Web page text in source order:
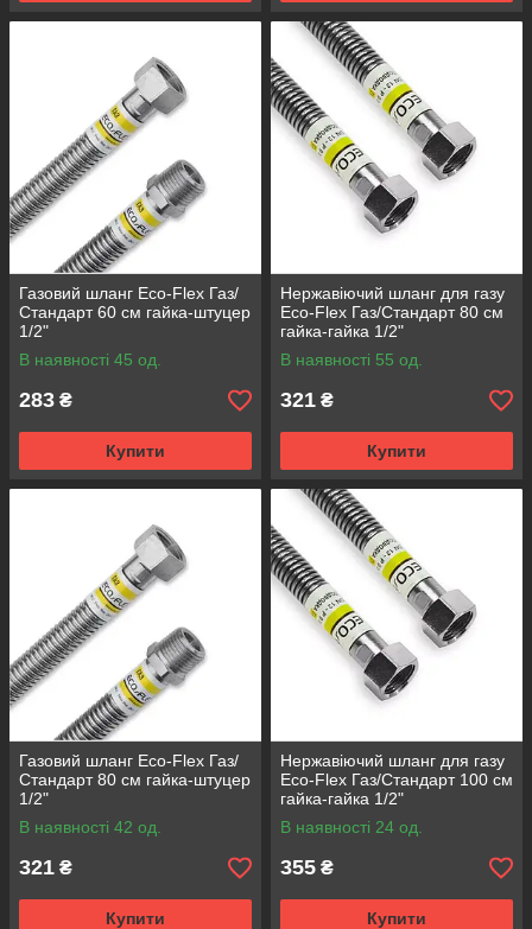
Газовий шланг Eco-Flex Газ/
Стандарт 60 см гайка-штуцер
1/2"
В наявності 45 од.
283 ₴
Купити
Нержавіючий шланг для газу
Eco-Flex Газ/Стандарт 80 см
гайка-гайка 1/2"
В наявності 55 од.
321 ₴
Купити
Газовий шланг Eco-Flex Газ/
Стандарт 80 см гайка-штуцер
1/2"
В наявності 42 од.
321 ₴
Купити
Нержавіючий шланг для газу
Eco-Flex Газ/Стандарт 100 см
гайка-гайка 1/2"
В наявності 24 од.
355 ₴
Купити